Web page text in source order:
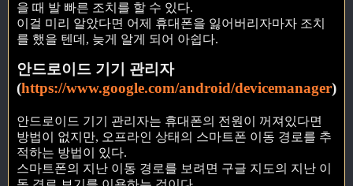
을 때 발 빠른 조치를 할 수 있다.
이걸 미리 알았다면 어제 휴대폰을 잃어버리자마자 조치
를 했을 텐데, 늦게 알게 되어 아쉽다.
안드로이드 기기 관리자
(https://www.google.com/android/devicemanager)
안드로이드 기기 관리자는 휴대폰의 전원이 꺼져있다면
방법이 없지만, 오프라인 상태의 스마트폰 이동 경로를 추
적하는 방법이 있다.
스마트폰의 지난 이동 경로를 보려면 구글 지도의 지난 이